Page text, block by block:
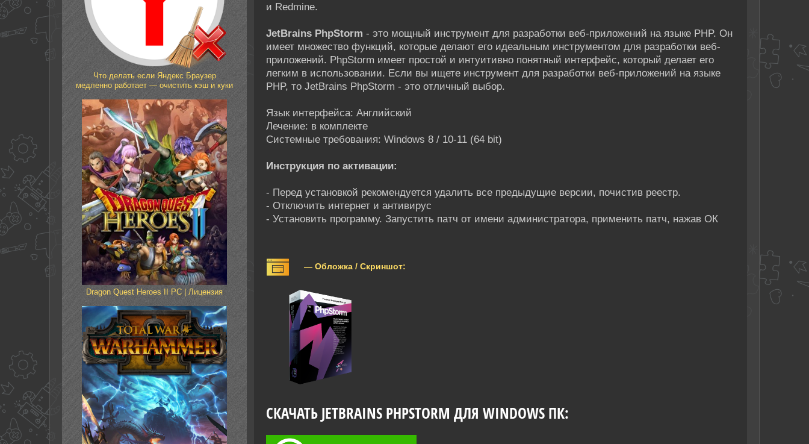
и Redmine.
JetBrains PhpStorm - это мощный инструмент для разработки веб-приложений на языке PHP. Он
имеет множество функций, которые делают его идеальным инструментом для разработки веб-
приложений. PhpStorm имеет простой и интуитивно понятный интерфейс, который делает его
легким в использовании. Если вы ищете инструмент для разработки веб-приложений на языке
PHP, то JetBrains PhpStorm - это отличный выбор.
Язык интерфейса: Английский
Лечение: в комплекте
Системные требования: Windows 8 / 10-11 (64 bit)
Инструкция по активации:
- Перед установкой рекомендуется удалить все предыдущие версии, почистив реестр.
- Отключить интернет и антивирус
- Установить программу. Запустить патч от имени администратора, применить патч, нажав ОК
— Обложка / Скриншот:
СКАЧАТЬ JETBRAINS PHPSTORM ДЛЯ WINDOWS ПК:
Что делать если Яндекс Браузер
медленно работает — очистить кэш и куки
Dragon Quest Heroes II PC | Лицензия